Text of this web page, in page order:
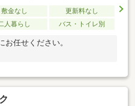
敷金なし
更新料なし
人暮らし バス・トイレ別
お任せください。